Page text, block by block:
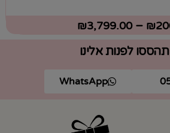
₪
–
₪3,799.00
לפנות אלינו
WhatsApp